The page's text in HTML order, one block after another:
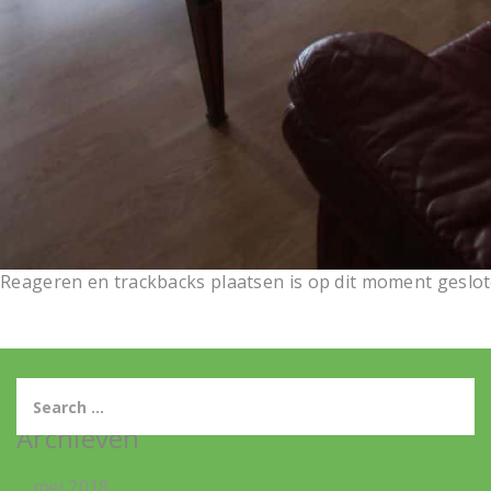
Reageren en trackbacks plaatsen is op dit moment
Archieven